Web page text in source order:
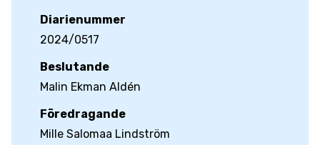
Diarienummer
2024/0517
Beslutande
Malin Ekman Aldén
Föredragande
Mille Salomaa Lindström